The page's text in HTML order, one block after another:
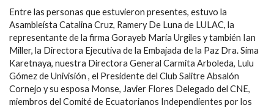
Entre las personas que estuvieron presentes, estuvo la
Asambleísta Catalina Cruz, Ramery De Luna de LULAC, la
representante de la firma Gorayeb María Urgiles y también Ian
Miller, la Directora Ejecutiva de la Embajada de la Paz Dra. Sima
Karetnaya, nuestra Directora General Carmita Arboleda, Lulu
Gómez de Univisión , el Presidente del Club Salitre Absalón
Cornejo y su esposa Monse, Javier Flores Delegado del CNE,
miembros del Comité de Ecuatorianos Independientes por los